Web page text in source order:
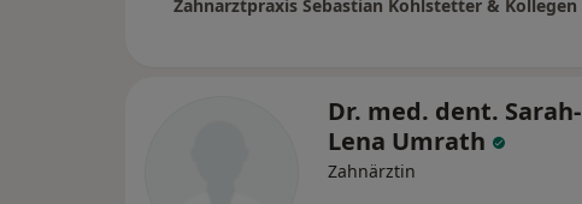
Dr. med. dent. Sarah-
Lena Umrath
Zahnärztin